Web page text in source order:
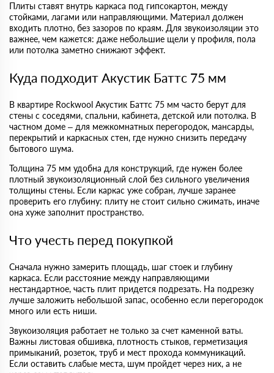
Плиты ставят внутрь каркаса под гипсокартон, между
стойками, лагами или направляющими. Материал должен
входить плотно, без зазоров по краям. Для звукоизоляции это
важнее, чем кажется: даже небольшие щели у профиля, пола
или потолка заметно снижают эффект.
Куда подходит Акустик Баттс 75 мм
В квартире Rockwool Акустик Баттс 75 мм часто берут для
стены с соседями, спальни, кабинета, детской или потолка. В
частном доме – для межкомнатных перегородок, мансарды,
перекрытий и каркасных стен, где нужно снизить передачу
бытового шума.
Толщина 75 мм удобна для конструкций, где нужен более
плотный звукоизоляционный слой без сильного увеличения
толщины стены. Если каркас уже собран, лучше заранее
проверить его глубину: плиту не стоит сильно сжимать, иначе
она хуже заполнит пространство.
Что учесть перед покупкой
Сначала нужно замерить площадь, шаг стоек и глубину
каркаса. Если расстояние между направляющими
нестандартное, часть плит придется подрезать. На подрезку
лучше заложить небольшой запас, особенно если перегородок
много или есть ниши.
Звукоизоляция работает не только за счет каменной ваты.
Важны листовая обшивка, плотность стыков, герметизация
примыканий, розеток, труб и мест прохода коммуникаций.
Если оставить слабые места, шум пройдет через них, а не